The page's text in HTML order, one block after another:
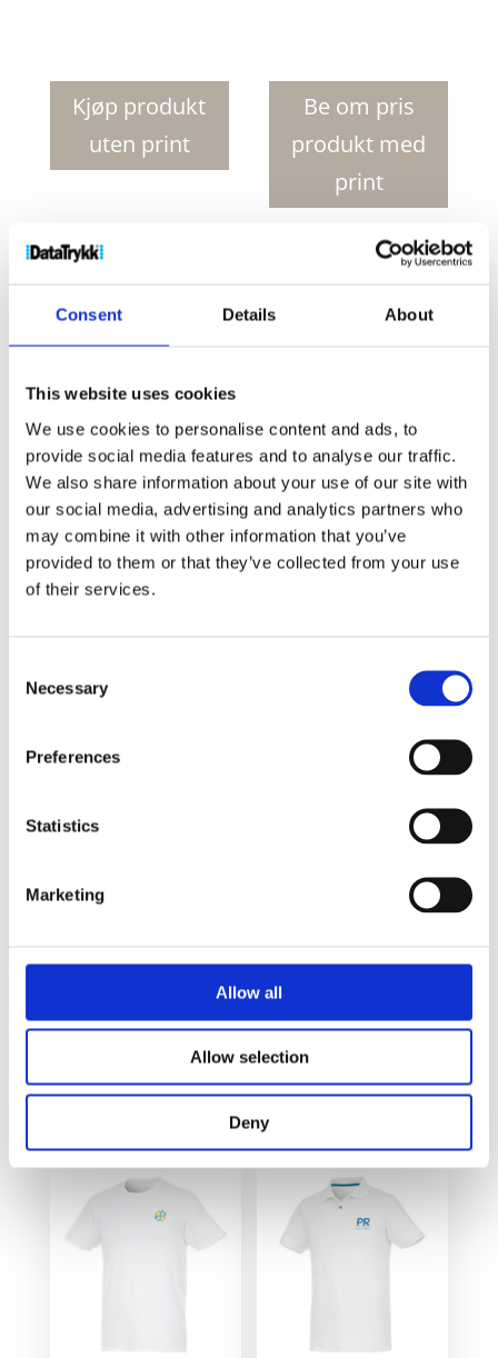
Consent Details About
This website uses cookies
We use cookies to personalise content and ads, to
provide social media features and to analyse our traffic.
We also share information about your use of our site with
our social media, advertising and analytics partners who
may combine it with other information that you’ve
provided to them or that they’ve collected from your use
of their services.
Selection
Necessary
Preferences
Statistics
Marketing
Allow all
Allow selection
Deny
antallKjøp produkt
uten print
Be om pris
produkt med
print
Produktnr: Collegegensere,
Glidelåsgenser
Hettegenser med glidelås
Kjøp produkt uten print
Ekstra informasjon
Send forespørsel om produkt med print
Dekorasjonsalternativer
Liberty kortermet Heros kortermet T-
mva.